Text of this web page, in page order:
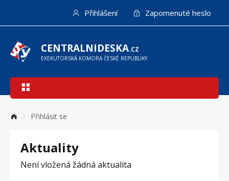
hlavnímu
obsahu
Přihlášení Zapomenuté heslo
CENTRALNIDESKA.CZ
EXEKUTORSKÁ KOMORA ČESKÉ REPUBLIKY
Hlavní
Přihlásit se
Aktuality
Není vložená žádná aktualita